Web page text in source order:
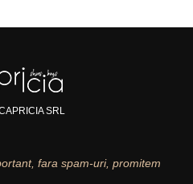
SRL
fara spam-uri, promitem